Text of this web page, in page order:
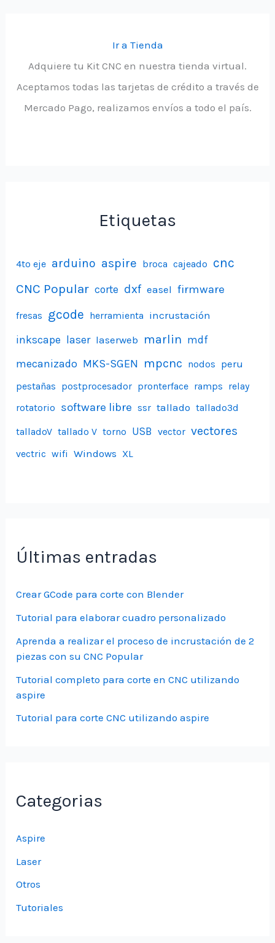
Ir a Tienda
Adquiere tu Kit CNC en nuestra tienda virtual.
Aceptamos todas las tarjetas de crédito a través de
Mercado Pago, realizamos envíos a todo el país.
Etiquetas
4to eje arduino aspire broca cajeado cnc
CNC Popular corte dxf easel firmware
fresas gcode herramienta incrustación
inkscape laser laserweb marlin mdf
mecanizado MKS-SGEN mpcnc nodos peru
pestañas postprocesador pronterface ramps relay
rotatorio software libre ssr tallado tallado3d
talladoV tallado V torno USB vector vectores
vectric wifi Windows XL
Últimas entradas
Crear GCode para corte con Blender
Tutorial para elaborar cuadro personalizado
Aprenda a realizar el proceso de incrustación de 2
piezas con su CNC Popular
Tutorial completo para corte en CNC utilizando
aspire
Tutorial para corte CNC utilizando aspire
Categorias
Aspire
Laser
Otros
Tutoriales